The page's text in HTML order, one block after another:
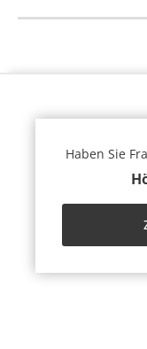
Haben Sie